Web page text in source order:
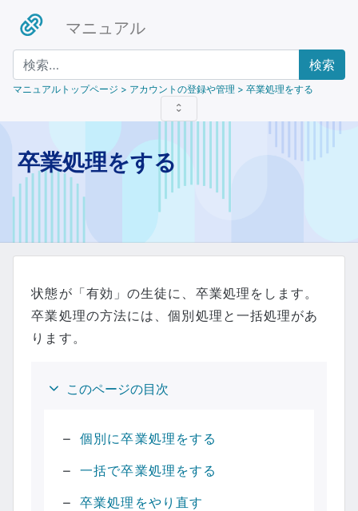
マニュアル
検索
マニュアルトップページ > アカウントの登録や管理 > 卒業処理をする
卒業処理をする
状態が「有効」の生徒に、卒業処理をします。
卒業処理の方法には、個別処理と一括処理があ
ります。
このページの目次
個別に卒業処理をする
一括で卒業処理をする
卒業処理をやり直す